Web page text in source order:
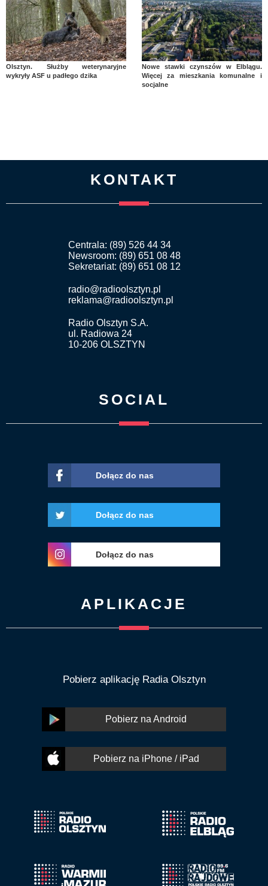
Olsztyn. Służby weterynaryjne
wykryły ASF u padłego dzika
Nowe stawki czynszów w Elblągu.
Więcej za mieszkania komunalne i
socjalne
KONTAKT
Centrala: (89) 526 44 34
Newsroom: (89) 651 08 48
Sekretariat: (89) 651 08 12
radio@radioolsztyn.pl
reklama@radioolsztyn.pl
Radio Olsztyn S.A.
ul. Radiowa 24
10-206 OLSZTYN
SOCIAL
Dołącz do nas
Dołącz do nas
Dołącz do nas
APLIKACJE
Pobierz aplikację Radia Olsztyn
Pobierz na Android
Pobierz na iPhone / iPad